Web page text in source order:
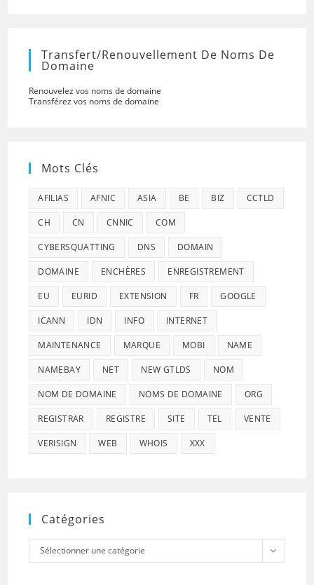
Transfert/renouvellement De Noms De
Domaine
Renouvelez vos noms de domaine
Transférez vos noms de domaine
Mots Clés
AFILIAS AFNIC ASIA BE BIZ CCTLD
CH CN CNNIC COM
CYBERSQUATTING DNS DOMAIN
DOMAINE ENCHÈRES ENREGISTREMENT
EU EURID EXTENSION FR GOOGLE
ICANN IDN INFO INTERNET
MAINTENANCE MARQUE MOBI NAME
NAMEBAY NET NEW GTLDS NOM
NOM DE DOMAINE NOMS DE DOMAINE ORG
REGISTRAR REGISTRE SITE TEL VENTE
VERISIGN WEB WHOIS XXX
Catégories
Catégories
Sélectionner une catégorie